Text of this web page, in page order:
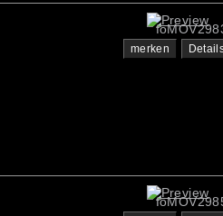
merken